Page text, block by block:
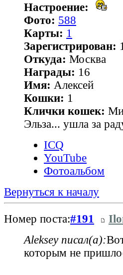
Настроение:
Фото: 588
Карты: 1
Зарегистрирован:
Откуда: Москва
Награды: 16
Имя: Алексей
Кошки: 1
Клички кошек:
Эльза... ушла за
ICQ
YouTube
Фотоальбом
Вернуться к началу
Номер поста:#191
Aleksey писал(а):
которым не